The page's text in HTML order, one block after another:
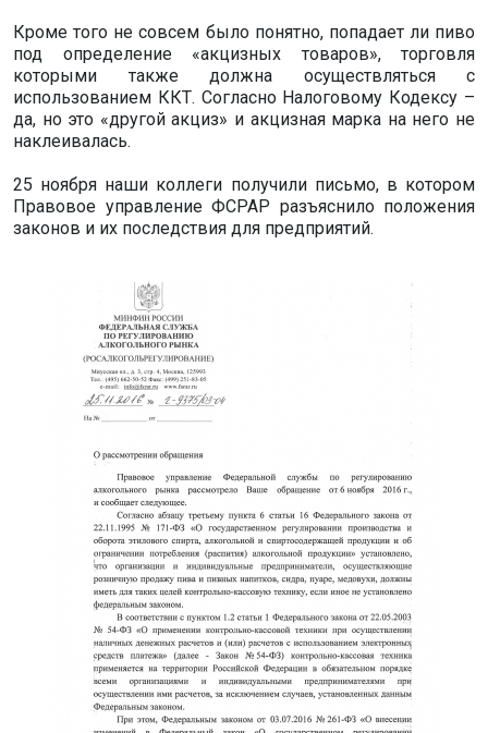
Кроме того не совсем было понятно, попадает ли пиво
под определение «акцизных товаров», торговля
которыми также должна осуществляться с
использованием ККТ. Согласно Налоговому Кодексу –
да, но это «другой акциз» и акцизная марка на него не
наклеивалась.
25 ноября наши коллеги получили письмо, в котором
Правовое управление ФСРАР разъяснило положения
законов и их последствия для предприятий.